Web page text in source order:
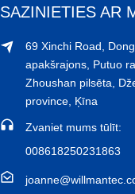
SAZINIETIES AR
69 Xinchi Road,
apakšrajons, Putuo
Zhoushan pilsēta,
province, Ķīna
Zvaniet mums tūlīt:
008618250231863